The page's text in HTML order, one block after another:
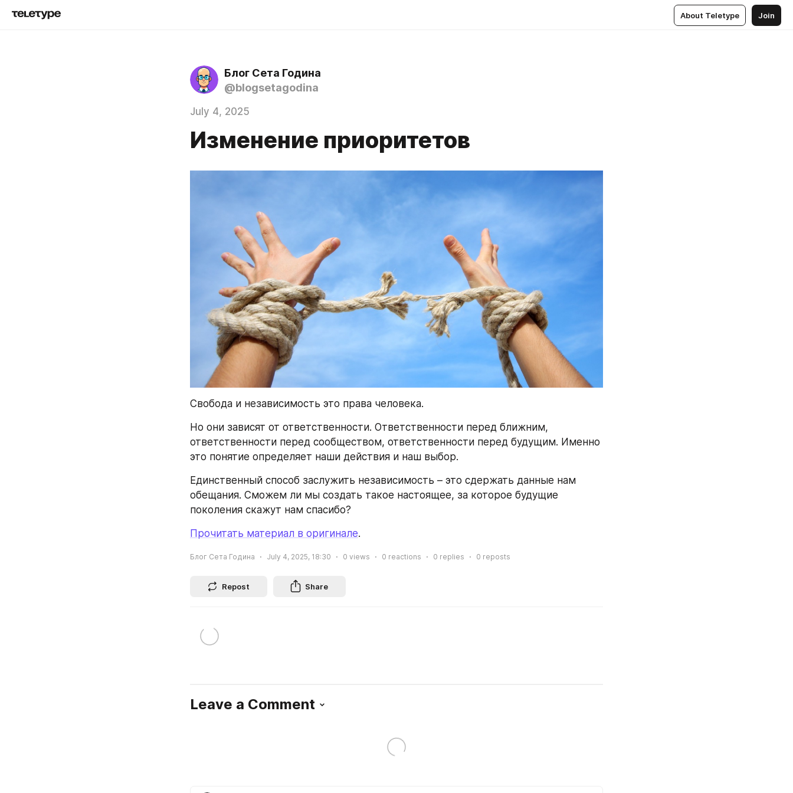
About Teletype Join
Блог Сета Година
@blogsetagodina
July 4, 2025
Изменение приоритетов
Свобода и независимость это права человека.
Но они зависят от ответственности. Ответственности перед ближним,
ответственности перед сообществом, ответственности перед будущим. Именно
это понятие определяет наши действия и наш выбор.
Единственный способ заслужить независимость – это сдержать данные нам
обещания. Сможем ли мы создать такое настоящее, за которое будущие
поколения скажут нам спасибо?
Прочитать материал в оригинале.
Блог Сета Година July 4, 2025, 18:30 0 views 0 reactions 0 replies 0 reposts
Repost Share
Leave a Comment